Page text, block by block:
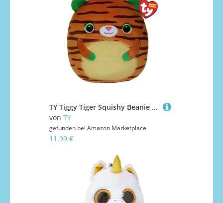
TY Tiggy Tiger Squishy Beanie 10” – Weiches Plüschtier – Sammelbares Kuscheltier für Kinder – Flauschiges Stofftier zum Spielen & Ausstellen
von TY
gefunden bei Amazon Marketplace
11,99 €